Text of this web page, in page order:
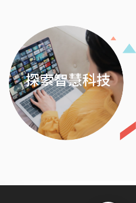
探索智慧科技